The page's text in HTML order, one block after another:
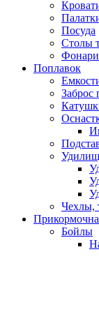
Посуда
Столы
Фонари
Поплавок
Заброс
Чехлы,
Бойлы